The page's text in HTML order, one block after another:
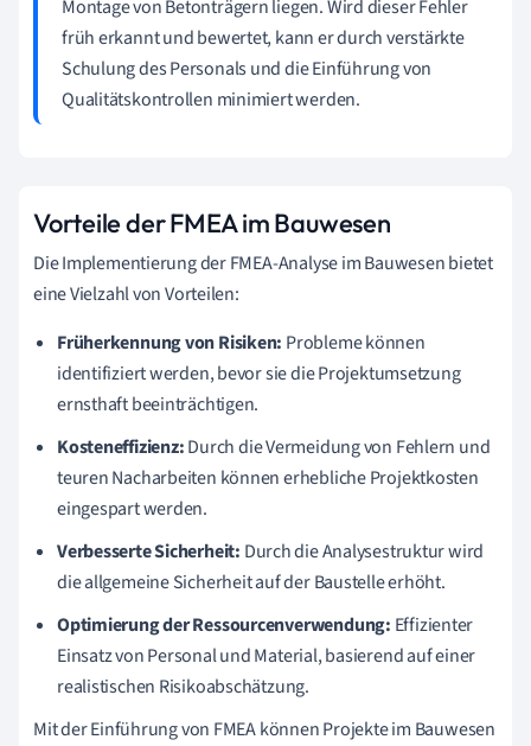
Montage von Betonträgern liegen. Wird dieser Fehler
früh erkannt und bewertet, kann er durch verstärkte
Schulung des Personals und die Einführung von
Qualitätskontrollen minimiert werden.
Vorteile der FMEA im Bauwesen
Die Implementierung der FMEA-Analyse im Bauwesen bietet
eine Vielzahl von Vorteilen:
Früherkennung von Risiken: Probleme können
identifiziert werden, bevor sie die Projektumsetzung
ernsthaft beeinträchtigen.
Kosteneffizienz:Durch die Vermeidung von Fehlern und
teuren Nacharbeiten können erhebliche Projektkosten
eingespart werden.
Verbesserte Sicherheit: Durch die Analysestruktur wird
die allgemeine Sicherheit auf der Baustelle erhöht.
Optimierung der Ressourcenverwendung: Effizienter
Einsatz von Personal und Material, basierend auf einer
realistischen Risikoabschätzung.
Mit der Einführung von FMEA können Projekte im Bauwesen